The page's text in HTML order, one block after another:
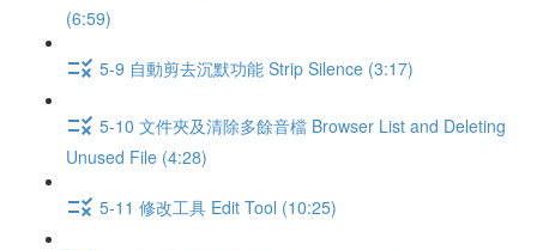
(6:59)
5-9 自動剪去沉默功能 Strip Silence (3:17)
5-10 文件夾及清除多餘音檔 Browser List and Deleting
Unused File (4:28)
5-11 修改工具 Edit Tool (10:25)